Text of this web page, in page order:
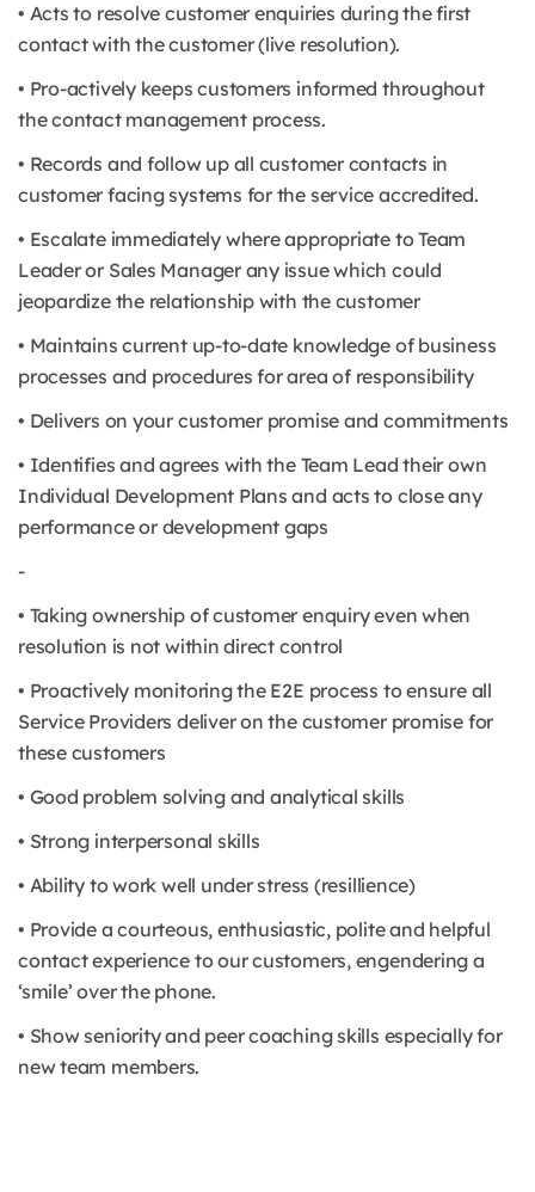
• Acts to resolve customer enquiries during the first
contact with the customer (live resolution).
• Pro-actively keeps customers informed throughout
the contact management process.
• Records and follow up all customer contacts in
customer facing systems for the service accredited.
• Escalate immediately where appropriate to Team
Leader or Sales Manager any issue which could
jeopardize the relationship with the customer
• Maintains current up-to-date knowledge of business
processes and procedures for area of responsibility
• Delivers on your customer promise and commitments
• Identifies and agrees with the Team Lead their own
Individual Development Plans and acts to close any
performance or development gaps
-
• Taking ownership of customer enquiry even when
resolution is not within direct control
• Proactively monitoring the E2E process to ensure all
Service Providers deliver on the customer promise for
these customers
• Good problem solving and analytical skills
• Strong interpersonal skills
• Ability to work well under stress (resillience)
• Provide a courteous, enthusiastic, polite and helpful
contact experience to our customers, engendering a
‘smile’ over the phone.
• Show seniority and peer coaching skills especially for
new team members.